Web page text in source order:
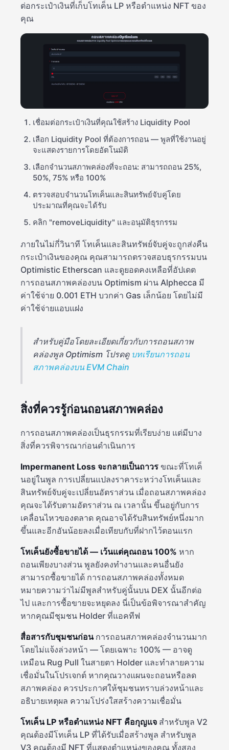
ต่อกระเป๋าเงินที่เก็บโทเค็น LP หรือตำแหน่ง NFT ของ
คุณ
เชื่อมต่อกระเป๋าเงินที่คุณใช้สร้าง Liquidity Pool
เลือก Liquidity Pool ที่ต้องการถอน — พูลที่ใช้งานอยู่
จะแสดงรายการโดยอัตโนมัติ
เลือกจำนวนสภาพคล่องที่จะถอน: สามารถถอน 25%,
50%, 75% หรือ 100%
ตรวจสอบจำนวนโทเค็นและสินทรัพย์จับคู่โดย
ประมาณที่คุณจะได้รับ
คลิก "removeLiquidity" และอนุมัติธุรกรรม
ภายในไม่กี่วินาที โทเค็นและสินทรัพย์จับคู่จะถูกส่งคืน
กระเป๋าเงินของคุณ คุณสามารถตรวจสอบธุรกรรมบน
Optimistic Etherscan และดูยอดคงเหลือที่อัปเดต
การถอนสภาพคล่องบน Optimism ผ่าน Alphecca มี
ค่าใช้จ่าย 0.001 ETH บวกค่า Gas เล็กน้อย โดยไม่มี
ค่าใช้จ่ายแอบแฝง
สำหรับคู่มือโดยละเอียดเกี่ยวกับการถอนสภาพ
คล่องพูล Optimism โปรดดู บทเรียนการถอน
สภาพคล่องบน EVM Chain
สิ่งที่ควรรู้ก่อนถอนสภาพคล่อง
การถอนสภาพคล่องเป็นธุรกรรมที่เรียบง่าย แต่มีบาง
สิ่งที่ควรพิจารณาก่อนดำเนินการ
Impermanent Loss จะกลายเป็นถาวร ขณะที่โทเค็
นอยู่ในพูล การเปลี่ยนแปลงราคาระหว่างโทเค็นและ
สินทรัพย์จับคู่จะเปลี่ยนอัตราส่วน เมื่อถอนสภาพคล่อง
คุณจะได้รับตามอัตราส่วน ณ เวลานั้น ขึ้นอยู่กับการ
เคลื่อนไหวของตลาด คุณอาจได้รับสินทรัพย์หนึ่งมาก
ขึ้นและอีกอันน้อยลงเมื่อเทียบกับที่ฝากไว้ตอนแรก
โทเค็นยังซื้อขายได้ — เว้นแต่คุณถอน 100% หาก
ถอนเพียงบางส่วน พูลยังคงทำงานและคนอื่นยัง
สามารถซื้อขายได้ การถอนสภาพคล่องทั้งหมด
หมายความว่าไม่มีพูลสำหรับคู่นั้นบน DEX นั้นอีกต่อ
ไป และการซื้อขายจะหยุดลง นี่เป็นข้อพิจารณาสำคัญ
หากคุณมีชุมชน Holder ที่แอคทีฟ
สื่อสารกับชุมชนก่อนการถอนสภาพคล่องจำนวนมาก
โดยไม่แจ้งล่วงหน้า — โดยเฉพาะ 100% — อาจดู
เหมือน Rug Pull ในสายตา Holder และทำลายความ
เชื่อมั่นในโปรเจกต์ หากคุณวางแผนจะถอนหรือลด
สภาพคล่อง ควรประกาศให้ชุมชนทราบล่วงหน้าและ
อธิบายเหตุผล ความโปร่งใสสร้างความเชื่อมั่น
โทเค็น LP หรือตำแหน่ง NFT คือกุญแจ สำหรับพูล V2
คุณต้องมีโทเค็น LP ที่ได้รับเมื่อสร้างพูล สำหรับพูล
V3 คุณต้องมี NFT ที่แสดงตำแหน่งของคุณ ทั้งสอง